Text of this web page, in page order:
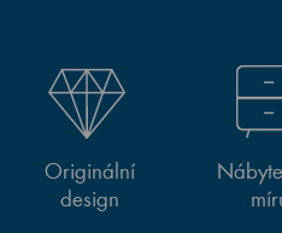
Originální
design